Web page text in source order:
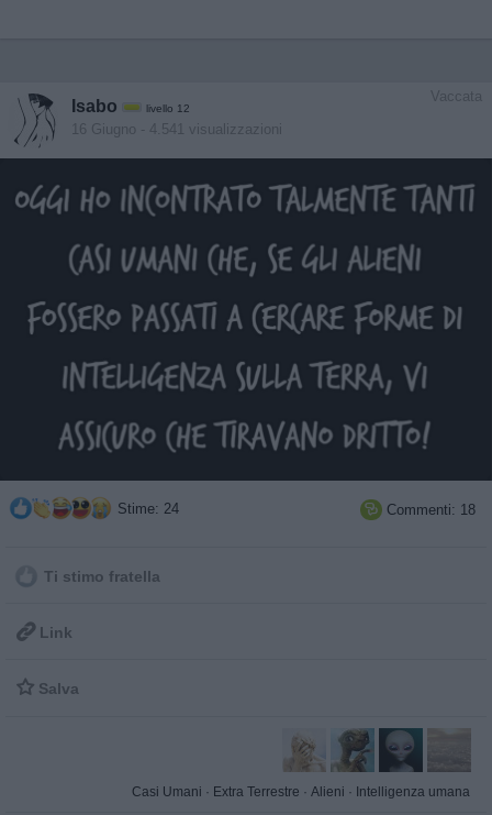
Vaccata
Isabo livello 12
16 Giugno - 4.541 visualizzazioni
Stime: 24  Commenti: 18
Ti stimo fratella
 Link
 Salva
Casi Umani · Extra Terrestre · Alieni · Intelligenza umana